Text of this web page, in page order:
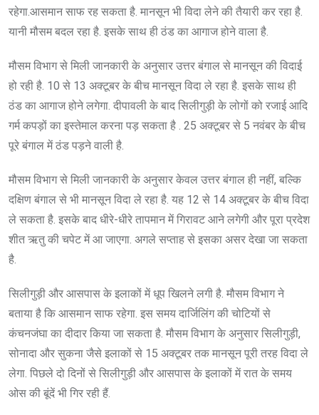
रहेगा.आसमान साफ रह सकता है. मानसून भी विदा लेने की तैयारी कर रहा है.
यानी मौसम बदल रहा है. इसके साथ ही ठंड का आगाज होने वाला है.
मौसम विभाग से मिली जानकारी के अनुसार उत्तर बंगाल से मानसून की विदाई
हो रही है. 10 से 13 अक्टूबर के बीच मानसून विदा ले रहा है. इसके साथ ही
ठंड का आगाज होने लगेगा. दीपावली के बाद सिलीगुड़ी के लोगों को रजाई आदि
गर्म कपड़ों का इस्तेमाल करना पड़ सकता है . 25 अक्टूबर से 5 नवंबर के बीच
पूरे बंगाल में ठंड पड़ने वाली है.
मौसम विभाग से मिली जानकारी के अनुसार केवल उत्तर बंगाल ही नहीं, बल्कि
दक्षिण बंगाल से भी मानसून विदा ले रहा है. यह 12 से 14 अक्टूबर के बीच विदा
ले सकता है. इसके बाद धीरे-धीरे तापमान में गिरावट आने लगेगी और पूरा प्रदेश
शीत ऋतु की चपेट में आ जाएगा. अगले सप्ताह से इसका असर देखा जा सकता
है.
सिलीगुड़ी और आसपास के इलाकों में धूप खिलने लगी है. मौसम विभाग ने
बताया है कि आसमान साफ रहेगा. इस समय दार्जिलिंग की चोटियों से
कंचनजंघा का दीदार किया जा सकता है. मौसम विभाग के अनुसार सिलीगुड़ी,
सोनादा और सुकना जैसे इलाकों से 15 अक्टूबर तक मानसून पूरी तरह विदा ले
लेगा. पिछले दो दिनों से सिलीगुड़ी और आसपास के इलाकों में रात के समय
ओस की बूंदें भी गिर रही हैं.